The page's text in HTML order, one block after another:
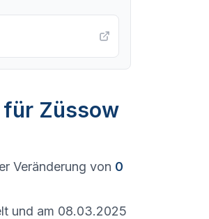
Züssow
Veränderung von 0
und am 08.03.2025